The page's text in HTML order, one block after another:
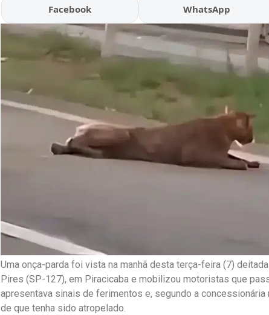
Facebook WhatsApp
Uma onça-parda foi vista na manhã desta terça-feira (7)
Pires (SP-127), em Piracicaba e mobilizou motoristas que
apresentava sinais de ferimentos e, segundo a
de que tenha sido atropelado.